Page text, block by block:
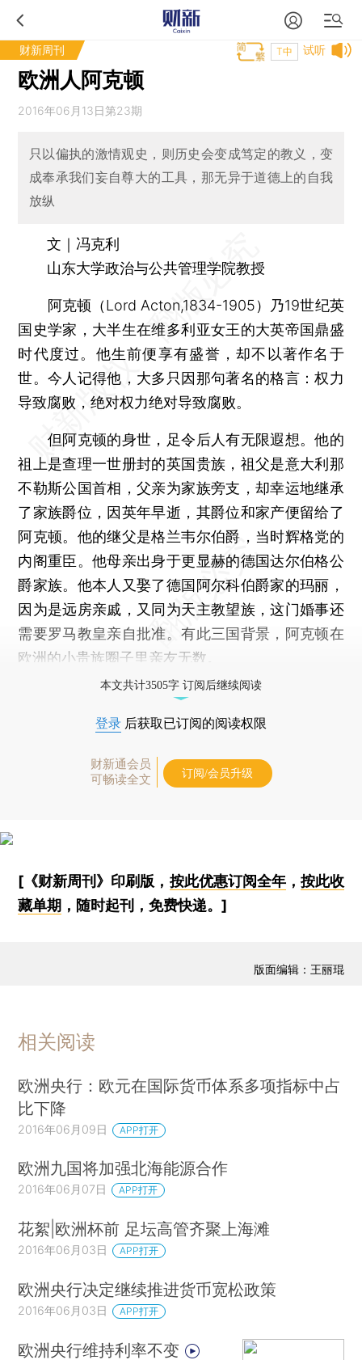
财新周刊 试听
T中
欧洲人阿克顿
2016年06月13日第23期
只以偏执的激情观史，则历史会变成笃定的教义，变
成奉承我们妄自尊大的工具，那无异于道德上的自我
放纵
文｜冯克利
山东大学政治与公共管理学院教授
阿克顿（Lord Acton,1834-1905）乃19世纪英
国史学家，大半生在维多利亚女王的大英帝国鼎盛
时代度过。他生前便享有盛誉，却不以著作名于
世。今人记得他，大多只因那句著名的格言：权力
导致腐败，绝对权力绝对导致腐败。
但阿克顿的身世，足令后人有无限遐想。他的
祖上是查理一世册封的英国贵族，祖父是意大利那
不勒斯公国首相，父亲为家族旁支，却幸运地继承
了家族爵位，因英年早逝，其爵位和家产便留给了
阿克顿。他的继父是格兰韦尔伯爵，当时辉格党的
内阁重臣。他母亲出身于更显赫的德国达尔伯格公
爵家族。他本人又娶了德国阿尔科伯爵家的玛丽，
因为是远房亲戚，又同为天主教望族，这门婚事还
需要罗马教皇亲自批准。有此三国背景，阿克顿在
欧洲的小贵族圈子里亲友无数。
本文共计3505字 订阅后继续阅读
登录 后获取已订阅的阅读权限
财新通会员
可畅读全文
订阅/会员升级
[《财新周刊》印刷版， 按此优惠订阅全年， 按此收
藏单期 ，随时起刊，免费快递。]
版面编辑：王丽琨
相关阅读
欧洲央行：欧元在国际货币体系多项指标中占
比下降
2016年06月09日 APP打开
欧洲九国将加强北海能源合作
2016年06月07日 APP打开
花絮|欧洲杯前 足坛高管齐聚上海滩
2016年06月03日 APP打开
欧洲央行决定继续推进货币宽松政策
2016年06月03日 APP打开
欧洲央行维持利率不变